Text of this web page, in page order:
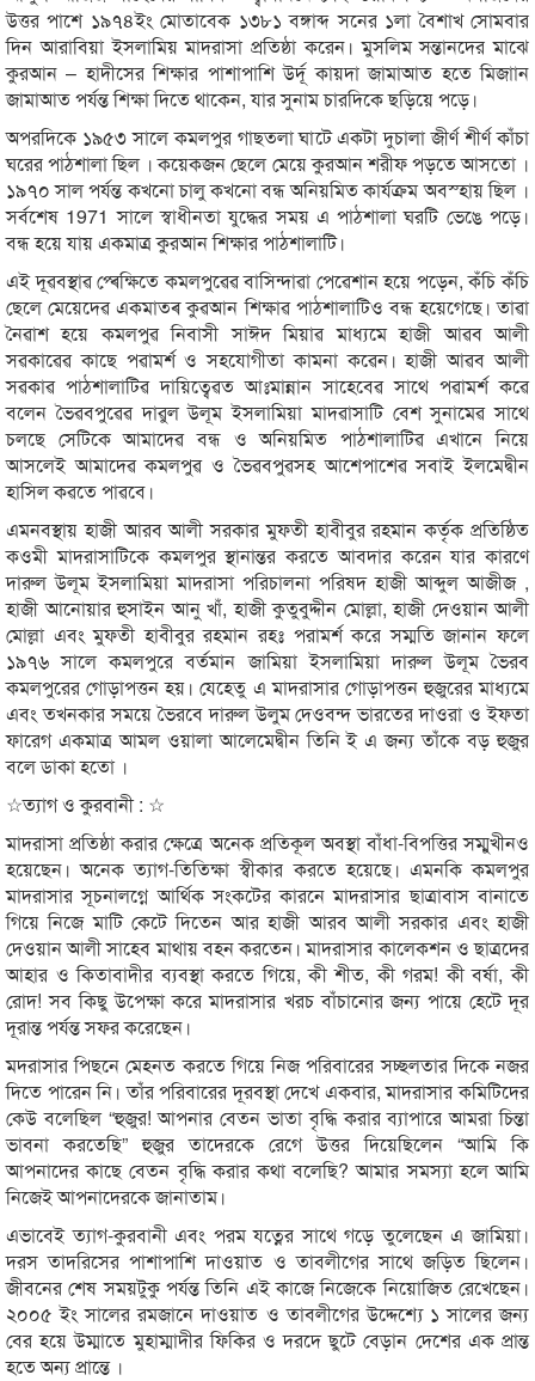
উত্তর পাশে ১৯৭৪ইং মোতাবেক ১৩৮১ বঙ্গাব্দ সনের ১লা বৈশাখ সোমবার
দিন আরাবিয়া ইসলামিয় মাদরাসা প্রতিষ্ঠা করেন। মুসলিম সন্তানদের মাঝে
কুরআন – হাদীসের শিক্ষার পাশাপাশি উর্দূ কায়দা জামাআত হতে মিজাান
জামাআত পর্যন্ত শিক্ষা দিতে থাকেন, যার সুনাম চারদিকে ছড়িয়ে পড়ে।
অপরদিকে ১৯৫৩ সালে কমলপুর গাছতলা ঘাটে একটা দুচালা জীর্ণ শীর্ণ কাঁচা
ঘরের পাঠশালা ছিল । কয়েকজন ছেলে মেয়ে কুরআন শরীফ পড়তে আসতো ।
১৯৭০ সাল পর্যন্ত কখনো চালু কখনো বন্ধ অনিয়মিত কার্যক্রম অবস্হায় ছিল ।
সর্বশেষ 1971 সালে স্বাধীনতা যুদ্ধের সময় এ পাঠশালা ঘরটি ভেঙে পড়ে।
বন্ধ হয়ে যায় একমাত্র কুরআন শিক্ষার পাঠশালাটি।
এই দূৱবস্থাৱ প্ৰেক্ষিতে কমলপুৱেৱ বাসিন্দাৱা পেৱেশান হয়ে পড়েন, কঁচি কঁচি
ছেলে মেয়েদেৱ একমাত্ৰ কুৱআন শিক্ষাৱ পাঠশালাটিও বন্ধ হয়েগেছে। তাৱা
নৈৱাশ হয়ে কমলপুৱ নিবাসী সাঈদ মিয়াৱ মাধ্যমে হাজী আৱব আলী
সৱকাৱেৱ কাছে পৱামর্শ ও সহযোগীতা কামনা কৱেন। হাজী আৱব আলী
সৱকাৱ পাঠশালাটিৱ দায়িত্বেৱত আঃমান্নান সাহেবেৱ সাথে পৱামর্শ কৱে
বলেন ভৈৱবপুৱেৱ দাৱুল উলূম ইসলামিয়া মাদৱাসাটি বেশ সুনামেৱ সাথে
চলছে সেটিকে আমাদেৱ বন্ধ ও অনিয়মিত পাঠশালাটিৱ এখানে নিয়ে
আসলেই আমাদেৱ কমলপুৱ ও ভৈৱবপুৱসহ আশেপাশেৱ সবাই ইলমেদ্বীন
হাসিল কৱতে পাৱবে।
এমনবস্থায় হাজী আরব আলী সরকার মুফতী হাবীবুর রহমান কর্তৃক প্রতিষ্ঠিত
কওমী মাদরাসাটিকে কমলপুর স্থানান্তর করতে আবদার করেন যার কারণে
দারুল উলূম ইসলামিয়া মাদরাসা পরিচালনা পরিষদ হাজী আব্দুল আজীজ ,
হাজী আনোয়ার হুসাইন আনু খাঁ, হাজী কুতুবুদ্দীন মোল্লা, হাজী দেওয়ান আলী
মোল্লা এবং মুফতী হাবীবুর রহমান রহঃ পরামর্শ করে সম্মতি জানান ফলে
১৯৭৬ সালে কমলপুরে বর্তমান জামিয়া ইসলামিয়া দারুল উলূম ভৈরব
কমলপুরের গোড়াপত্তন হয়। যেহেতু এ মাদরাসার গোড়াপত্তন হুজুরের মাধ্যমে
এবং তখনকার সময়ে ভৈরবে দারুল উলুম দেওবন্দ ভারতের দাওরা ও ইফতা
ফারেগ একমাত্র আমল ওয়ালা আলেমেদ্বীন তিনি ই এ জন্য তাঁকে বড় হুজুর
বলে ডাকা হতো ।
☆ত্যাগ ও কুরবানী : ☆
মাদরাসা প্রতিষ্ঠা করার ক্ষেত্রে অনেক প্রতিকূল অবস্থা বাঁধা-বিপত্তির সম্মুখীনও
হয়েছেন। অনেক ত্যাগ-তিতিক্ষা স্বীকার করতে হয়েছে। এমনকি কমলপুর
মাদরাসার সূচনালগ্নে আর্থিক সংকটের কারনে মাদরাসার ছাত্রাবাস বানাতে
গিয়ে নিজে মাটি কেটে দিতেন আর হাজী আরব আলী সরকার এবং হাজী
দেওয়ান আলী সাহেব মাথায় বহন করতেন। মাদরাসার কালেকশন ও ছাত্রদের
আহার ও কিতাবাদীর ব্যবস্থা করতে গিয়ে, কী শীত, কী গরম! কী বর্ষা, কী
রোদ! সব কিছু উপেক্ষা করে মাদরাসার খরচ বাঁচানোর জন্য পায়ে হেটে দূর
দূরান্ত পর্যন্ত সফর করেছেন।
মদরাসার পিছনে মেহনত করতে গিয়ে নিজ পরিবারের সচ্ছলতার দিকে নজর
দিতে পারেন নি। তাঁর পরিবারের দূরবস্থা দেখে একবার, মাদরাসার কমিটিদের
কেউ বলেছিল “হুজুর! আপনার বেতন ভাতা বৃদ্ধি করার ব্যাপারে আমরা চিন্তা
ভাবনা করতেছি” হুজুর তাদেরকে রেগে উত্তর দিয়েছিলেন “আমি কি
আপনাদের কাছে বেতন বৃদ্ধি করার কথা বলেছি? আমার সমস্যা হলে আমি
নিজেই আপনাদেরকে জানাতাম।
এভাবেই ত্যাগ-কুরবানী এবং পরম যত্নের সাথে গড়ে তুলেছেন এ জামিয়া।
দরস তাদরিসের পাশাপাশি দাওয়াত ও তাবলীগের সাথে জড়িত ছিলেন।
জীবনের শেষ সময়টুকু পর্যন্ত তিনি এই কাজে নিজেকে নিয়োজিত রেখেছেন।
২০০৫ ইং সালের রমজানে দাওয়াত ও তাবলীগের উদ্দেশ্যে ১ সালের জন্য
বের হয়ে উম্মাতে মুহাম্মাদীর ফিকির ও দরদে ছুটে বেড়ান দেশের এক প্রান্ত
হতে অন্য প্রান্তে ।